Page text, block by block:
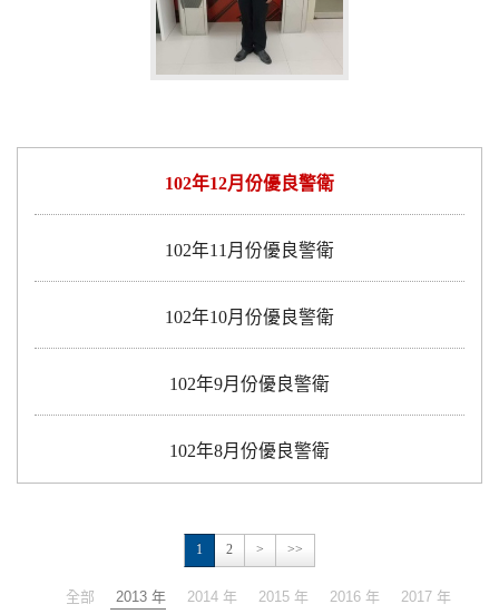
102年12月份優良警衛
102年11月份優良警衛
102年10月份優良警衛
102年9月份優良警衛
102年8月份優良警衛
1 2 > >>
全部 2013 年 2014 年 2015 年 2016 年
2017 年